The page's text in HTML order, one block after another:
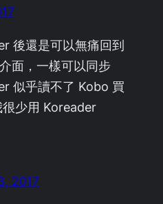
後還是可以無痛回到
面，一樣可以同步
似乎讀不了 Kobo 買
少用 Koreader
2017